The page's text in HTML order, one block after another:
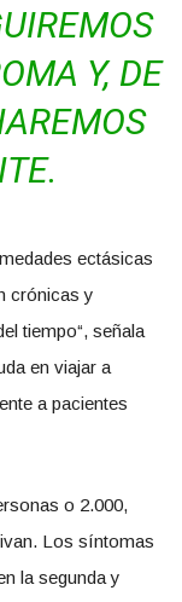
Y, DE
ectásicas
crónicas y
tiempo“, señala
en viajar a
a pacientes
o 2.000,
Los síntomas
la segunda y